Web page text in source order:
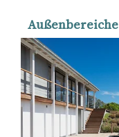
Außenbereiche